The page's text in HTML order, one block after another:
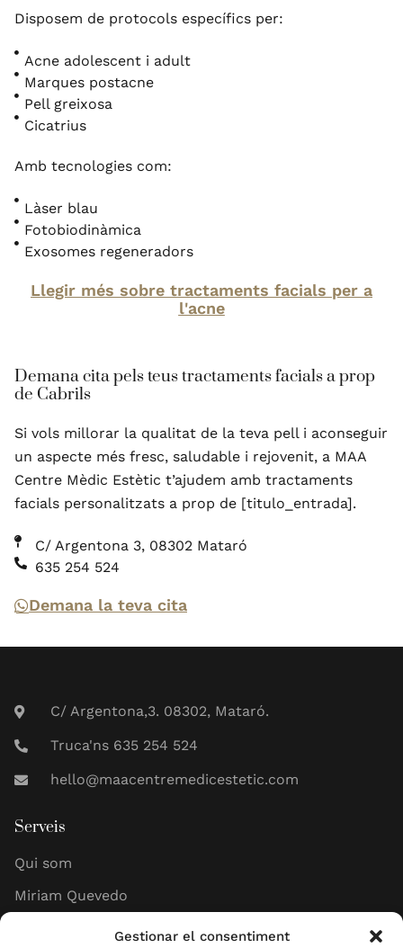
Gestionar el consentiment
Disposem de protocols específics per:
Acne adolescent i adult
Marques postacne
Pell greixosa
Cicatrius
Amb tecnologies com:
Làser blau
Fotobiodinàmica
Exosomes regeneradors
Llegir més sobre tractaments facials per a
l'acne
Demana cita pels teus tractaments facials a prop
de Cabrils
Si vols millorar la qualitat de la teva pell i aconseguir
un aspecte més fresc, saludable i rejovenit, a MAA
Centre Mèdic Estètic t’ajudem amb tractaments
facials personalitzats a prop de [titulo_entrada].
C/ Argentona 3, 08302 Mataró
635 254 524
Demana la teva cita
C/ Argentona,3. 08302, Mataró.
Truca'ns 635 254 524
hello@maacentremedicestetic.com
Serveis
Qui som
Miriam Quevedo